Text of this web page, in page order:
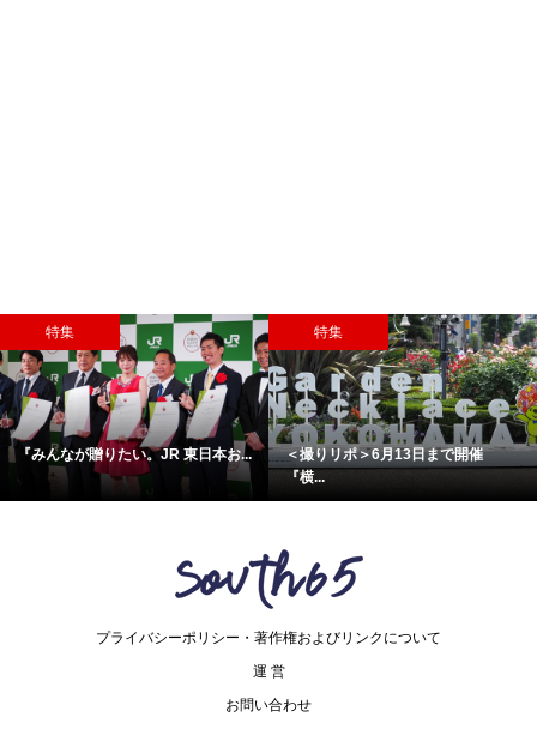
特集
『みんなが贈りたい。JR 東日本お...
特集
＜撮りリポ＞6月13日まで開催
『横...
プライバシーポリシー・著作権およびリンクについて
運 営
お問い合わせ